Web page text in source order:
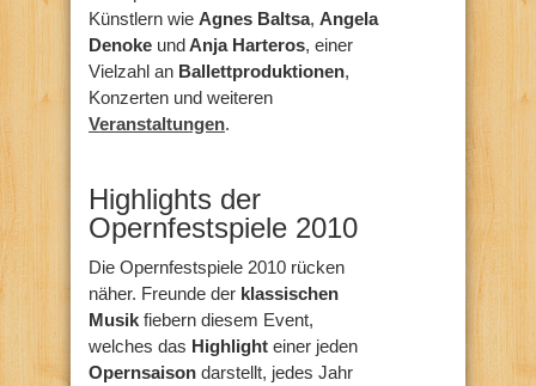
Künstlern wie Agnes Baltsa, Angela
Denoke undAnja Harteros, einer
Vielzahl an Ballettproduktionen,
Konzerten und weiteren
Veranstaltungen.
Highlights der
Opernfestspiele 2010
Die Opernfestspiele 2010 rücken
näher. Freunde der klassischen
Musik fiebern diesem Event,
welches das Highlight einer jeden
Opernsaison darstellt, jedes Jahr